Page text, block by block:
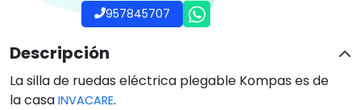
957845707
Descripción
La silla de ruedas eléctrica plegable Kompas es de
la casa INVACARE.